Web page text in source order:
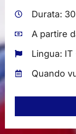
Durata:
A partire
Lingua: IT
Quando